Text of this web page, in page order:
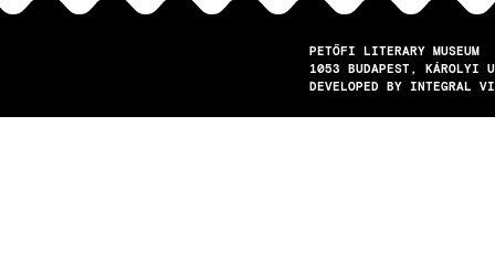
PETŐFI LITERARY MUSEUM
1053
BUDAPEST
KÁROLYI
DEVELOPED BY INTEGRAL